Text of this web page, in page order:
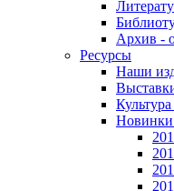
Архив -
Ресурсы
Наши
Новинки